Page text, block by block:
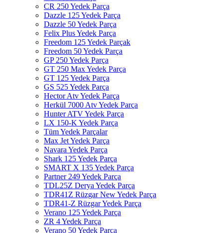
CR 250 Yedek Parça
Dazzle 125 Yedek Parça
Dazzle 50 Yedek Parça
Felix Plus Yedek Parça
Freedom 125 Yedek Parçak
Freedom 50 Yedek Parça
GP 250 Yedek Parça
GT 250 Max Yedek Parça
GT 125 Yedek Parça
GS 525 Yedek Parça
Hector Atv Yedek Parça
Herkül 7000 Atv Yedek Parça
Hunter ATV Yedek Parça
LX 150-K Yedek Parça
Tüm Yedek Parçalar
Max Jet Yedek Parça
Navara Yedek Parça
Shark 125 Yedek Parça
SMART X 135 Yedek Parça
Partner 249 Yedek Parça
TDL25Z Derya Yedek Parça
TDR41Z Rüzgar New Yedek Parça
TDR41-Z Rüzgar Yedek Parça
Verano 125 Yedek Parça
ZR 4 Yedek Parça
Verano 50 Yedek Parça